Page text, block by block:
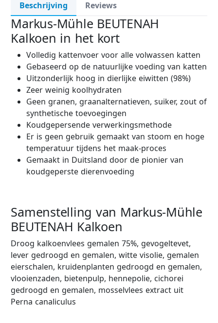
Beschrijving Reviews
Markus-Mühle BEUTENAH
Kalkoen in het kort
Volledig kattenvoer voor alle volwassen katten
Gebaseerd op de natuurlijke voeding van katten
Uitzonderlijk hoog in dierlijke eiwitten (98%)
Zeer weinig koolhydraten
Geen granen, graanalternatieven, suiker, zout of
synthetische toevoegingen
Koudgepersende verwerkingsmethode
Er is geen gebruik gemaakt van stoom en hoge
temperatuur tijdens het maak-proces
Gemaakt in Duitsland door de pionier van
koudgeperste dierenvoeding
Samenstelling van Markus-Mühle
BEUTENAH Kalkoen
Droog kalkoenvlees gemalen 75%, gevogeltevet,
lever gedroogd en gemalen, witte visolie, gemalen
eierschalen, kruidenplanten gedroogd en gemalen,
vlooienzaden, bietenpulp, hennepolie, cichorei
gedroogd en gemalen, mosselvlees extract uit
Perna canaliculus